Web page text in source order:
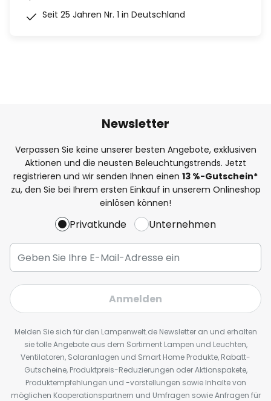
Seit 25 Jahren Nr. 1 in Deutschland
Newsletter
Verpassen Sie keine unserer besten Angebote, exklusiven
Aktionen und die neusten Beleuchtungstrends. Jetzt
registrieren und wir senden Ihnen einen 13 %-Gutschein*
zu, den Sie bei Ihrem ersten Einkauf in unserem Onlineshop
einlösen können!
Privatkunde Unternehmen
Anmelden
Melden Sie sich für den Lampenwelt.de Newsletter an und erhalten
sie tolle Angebote aus dem Sortiment Lampen und Leuchten,
Ventilatoren, Solaranlagen und Smart Home Produkte, Rabatt-
Gutscheine, Produktpreis-Reduzierungen oder Aktionspakete,
Produktempfehlungen und -vorstellungen sowie Inhalte von
möglichen Kooperationspartnern und Umfragen sowie Anfragen für